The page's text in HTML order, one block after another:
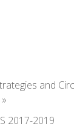
and
2017-2019